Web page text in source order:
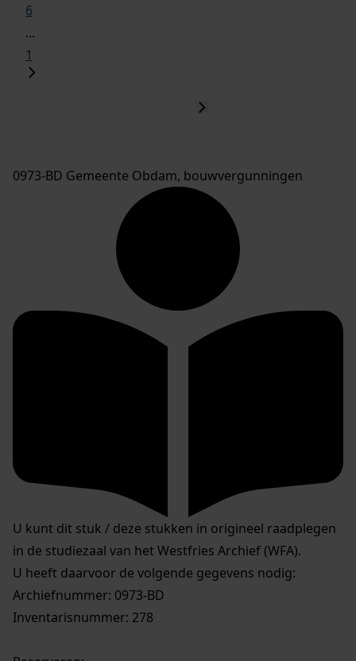
6
...
1
0973-BD Gemeente Obdam, bouwvergunningen
U kunt dit stuk / deze stukken in origineel raadplegen
in de studiezaal van het Westfries Archief (WFA).
U heeft daarvoor de volgende gegevens nodig:
Archiefnummer: 0973-BD
Inventarisnummer: 278